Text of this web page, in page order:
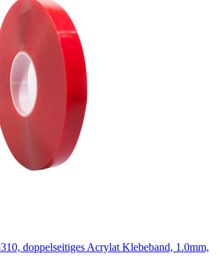
doppelseitiges Acrylat Klebeband, 1.0mm,